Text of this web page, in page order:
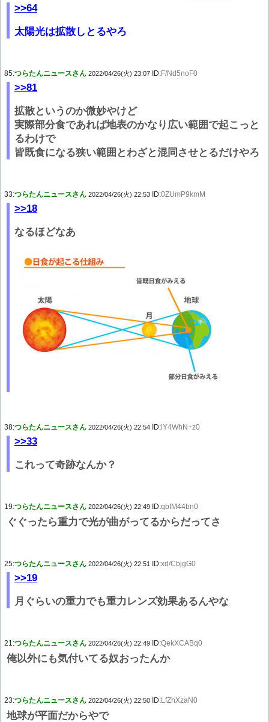
>>64
太陽光は拡散しとるやろ
85:つらたんニュースさん 2022/04/26(火) 23:07 ID:F/Nd5noF0
>>81
拡散というのか微妙やけど
実際部分食であれば地表のかなり広い範囲で起こっと
るわけで
皆既食になる狭い範囲とわざと混同させとるだけやろ
33:つらたんニュースさん 2022/04/26(火) 22:53 ID:0ZUmP9kmM
>>18
なるほどなあ
38:つらたんニュースさん 2022/04/26(火) 22:54 ID: lY4WhN+z0
>>33
これって奇跡なんか？
19:つらたんニュースさん 2022/04/26(火) 22:49 ID:qbIM44bn0
ぐぐったら重力で光が曲がってるからだってさ
25:つらたんニュースさん 2022/04/26(火) 22:51 ID:xd/CbjgG0
>>19
月ぐらいの重力でも重力レンズ効果あるんやな
21:つらたんニュースさん 2022/04/26(火) 22:49 ID:QekXCABq0
俺以外にも気付いてる奴おったんか
23:つらたんニュースさん 2022/04/26(火) 22:50 ID:LfZhXzaN0
地球が平面だからやで